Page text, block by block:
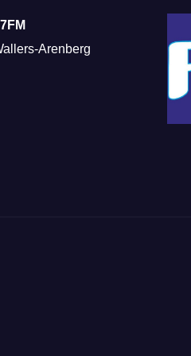
Arenberg